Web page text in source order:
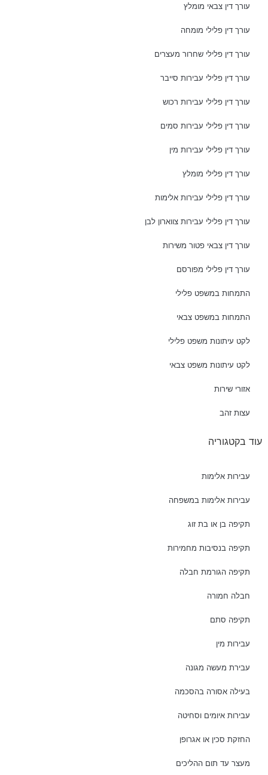
עורך דין צבאי מומלץ
עורך דין פלילי מומחה
עורך דין פלילי שחרור מעצרים
עורך דין פלילי עבירות סייבר
עורך דין פלילי עבירות רכוש
עורך דין פלילי עבירות סמים
עורך דין פלילי עבירות מין
עורך דין פלילי מומלץ
עורך דין פלילי עבירות אלימות
עורך דין פלילי עבירות צווארון לבן
עורך דין צבאי פטור משירות
עורך דין פלילי מפורסם
התמחות במשפט פלילי
התמחות במשפט צבאי
לקט עיתונות משפט פלילי
לקט עיתונות משפט צבאי
אזורי שירות
עצות זהב
עוד בקטגוריה
עבירות אלימות
עבירות אלימות במשפחה
תקיפה בן או בת זוג
תקיפה בנסיבות מחמירות
תקיפה הגורמת חבלה
חבלה חמורה
תקיפה סתם
עבירות מין
עבירת מעשה מגונה
בעילה אסורה בהסכמה
עבירות איומים וסחיטה
החזקת סכין או אגרופן
מעצר עד תום ההליכים